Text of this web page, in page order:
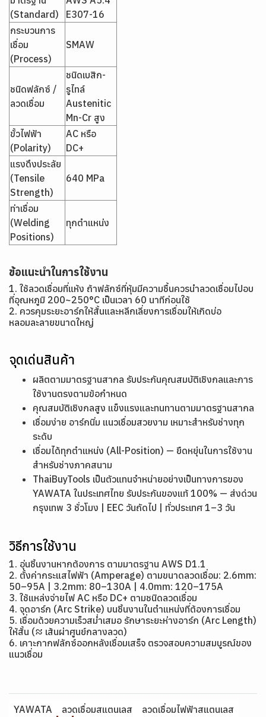
(Standard)
E307-16
กระบวนการ
เชื่อม
(Process)
SMAW
ชนิดฟลักซ์ /
ลวดเชื่อม
ชนิดเบสิก-
รูไทล์
Austenitic
Mn-Cr สูง
ขั้วไฟฟ้า
(Polarity)
AC หรือ
DC+
แรงดึงประลัย
(Tensile
Strength)
640 MPa
ท่าเชื่อม
(Welding
Positions)
ทุกตำแหน่ง
ข้อแนะนำในการใช้งาน
1. ใช้ลวดเชื่อมที่แห้ง ถ้าฟลักซ์ที่หุ้มมีความชื้นควรนำลวดเชื่อมไปอบ
ที่อุณหภูมิ 200~250°C เป็นเวลา 60 นาทีก่อนใช้
2. ควรคุมระยะอาร์กให้สั้นและหลีกเลี่ยงการเชื่อมให้เกิดบ่อ
หลอมละลายขนาดใหญ่
จุดเด่นสินค้า
ผลิตตามมาตรฐานสากล รับประกันคุณสมบัติเชิงกลและการ
ใช้งานตรงตามข้อกำหนด
คุณสมบัติเชิงกลสูง แข็งแรงและทนทานตามมาตรฐานสากล
เชื่อมง่าย อาร์กนิ่ม แนวเชื่อมสวยงาม เหมาะสำหรับช่างทุก
ระดับ
เชื่อมได้ทุกตำแหน่ง (All-Position) — ยืดหยุ่นในการใช้งาน
สำหรับช่างภาคสนาม
ThaiBuyTools เป็นตัวแทนจำหน่ายอย่างเป็นทางการของ
YAWATA ในประเทศไทย รับประกันของแท้ 100% — ส่งด่วน
กรุงเทพ 3 ชั่วโมง | EEC วันถัดไป | ทั่วประเทศ 1–3 วัน
วิธีการใช้งาน
1. อุ่นชิ้นงานหากต้องการ ตามมาตรฐาน AWS D1.1
2. ตั้งค่ากระแสไฟฟ้า (Amperage) ตามขนาดลวดเชื่อม: 2.6mm:
50–95A | 3.2mm: 80–130A | 4.0mm: 120–175A
3. ใช้แหล่งจ่ายไฟ AC หรือ DC+ ตามชนิดลวดเชื่อม
4. จุดอาร์ก (Arc Strike) บนชิ้นงานในตำแหน่งที่ต้องการเชื่อม
5. เชื่อมด้วยความเร็วสม่ำเสมอ รักษาระยะห่างอาร์ก (Arc Length)
ให้สั้น (≈ เส้นผ่าศูนย์กลางลวด)
6. เคาะกากฟลักซ์ออกหลังเชื่อมเสร็จ ตรวจสอบความสมบูรณ์ของ
แนวเชื่อม
YAWATA ลวดเชื่อมสแตนเลส ลวดเชื่อมไฟฟ้าสแตนเลส